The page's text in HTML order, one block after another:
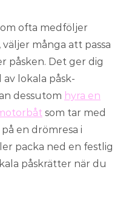
ofta medföljer
många att passa
påsken. Det ger dig
lokala påsk-
dessutom hyra en
som tar med
en drömresa i
packa ned en festlig
påskrätter när du